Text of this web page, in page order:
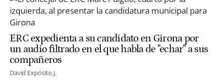
ERC expedienta a su candidato en Girona por
un audio filtrado en el que habla de "echar" a sus
compañeros
David Expósito J.